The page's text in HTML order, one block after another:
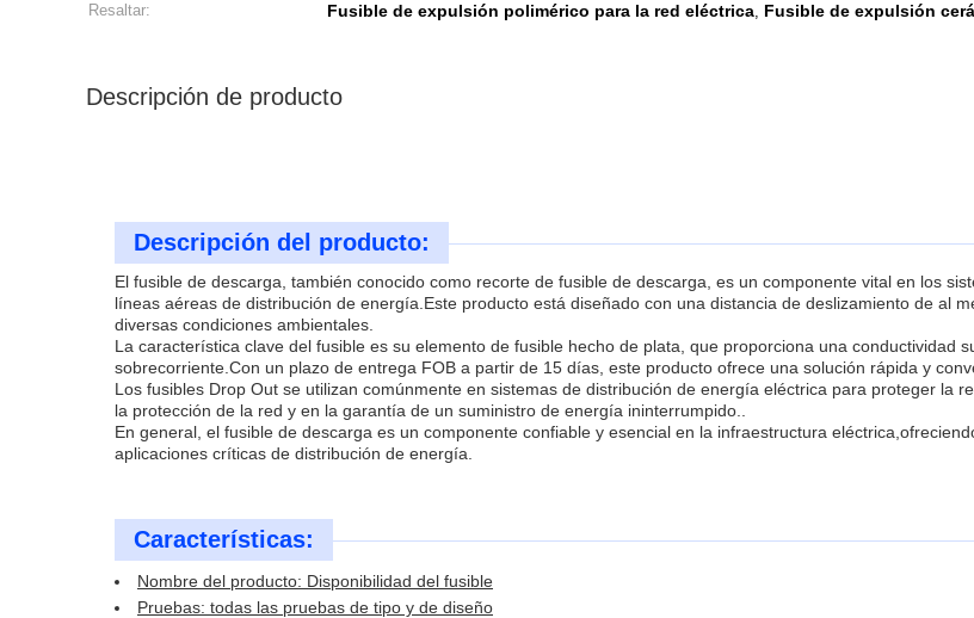
Resaltar:
Fusible de expulsión polimérico para la red eléctrica, Fusible de expulsión
Descripción de producto
Descripción del producto:
El fusible de descarga, también conocido como recorte de fusible de descarga, es un componente vital en los
líneas aéreas de distribución de energía.Este producto está diseñado con una distancia de deslizamiento de al
diversas condiciones ambientales.
La característica clave del fusible es su elemento de fusible hecho de plata, que proporciona una conductividad
sobrecorriente.Con un plazo de entrega FOB a partir de 15 días, este producto ofrece una solución rápida y
Los fusibles Drop Out se utilizan comúnmente en sistemas de distribución de energía eléctrica para proteger la
la protección de la red y en la garantía de un suministro de energía ininterrumpido..
En general, el fusible de descarga es un componente confiable y esencial en la infraestructura
aplicaciones críticas de distribución de energía.
Características:
Nombre del producto: Disponibilidad del fusible
Pruebas: todas las pruebas de tipo y de diseño